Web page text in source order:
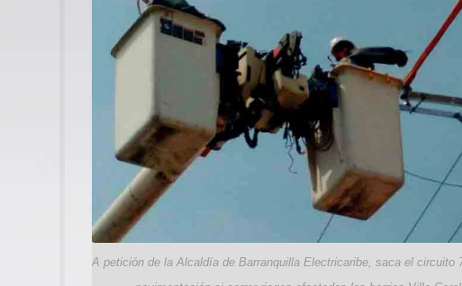
A petición de la Alcaldía de Barranquilla Electricaribe, saca el circuito